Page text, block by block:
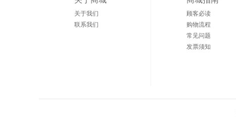
关于我们
联系我们
顾客必读
购物流程
常见问题
发票须知